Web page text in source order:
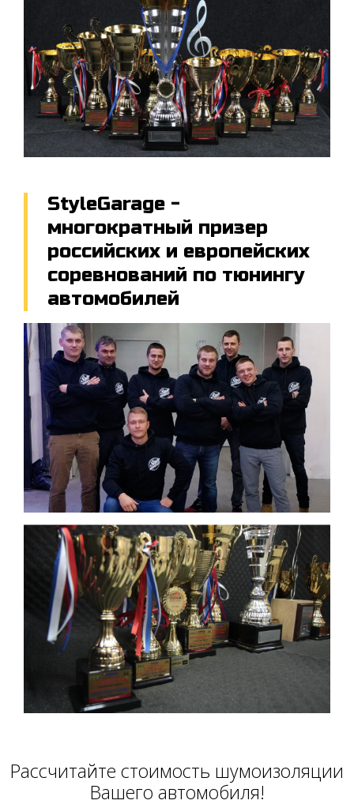
StyleGarage -
многократный призер
российских и европейских
соревнований по тюнингу
автомобилей
Расcчитайте стоимость шумоизоляции
Вашего автомобиля!